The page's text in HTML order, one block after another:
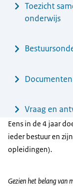
Toezicht
onderwijs
Documenten
Vraag en
Eens in de 4 jaar
ieder bestuur en
opleidingen).
Gezien het belang van